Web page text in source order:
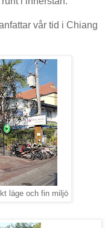
vår tid i Chiang
läge och fin miljö